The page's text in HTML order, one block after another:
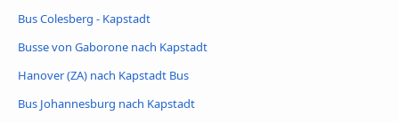
Bus Colesberg - Kapstadt
Busse von Gaborone nach Kapstadt
Hanover (ZA) nach Kapstadt Bus
Bus Johannesburg nach Kapstadt